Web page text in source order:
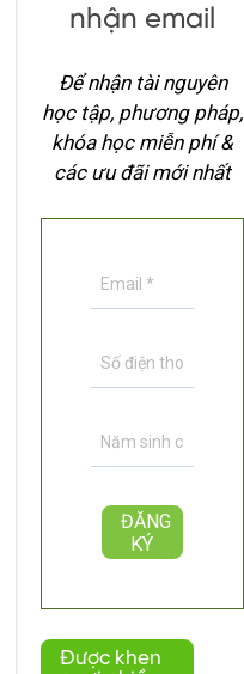
nhận email
Để nhận tài nguyên
học tập, phương pháp,
khóa học miễn phí &
các ưu đãi mới nhất
Được khen